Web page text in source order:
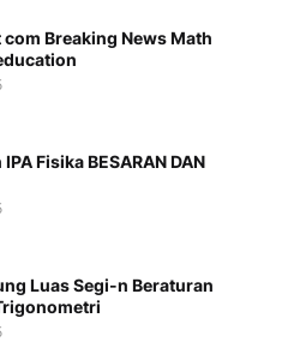
com Breaking News Math
Fisika BESARAN DAN
Luas Segi-n Beraturan